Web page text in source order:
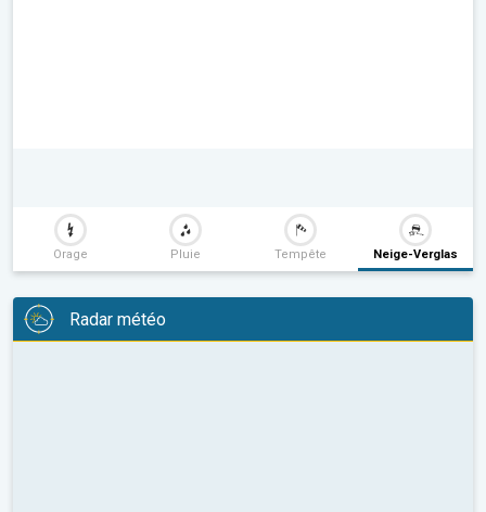
Orage Pluie Tempête Neige-Verglas
Radar météo